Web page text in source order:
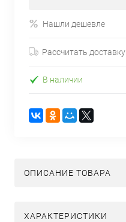
Нашли дешевле
Рассчитать доставку
В наличии
ОПИСАНИЕ ТОВАРА
ХАРАКТЕРИСТИКИ